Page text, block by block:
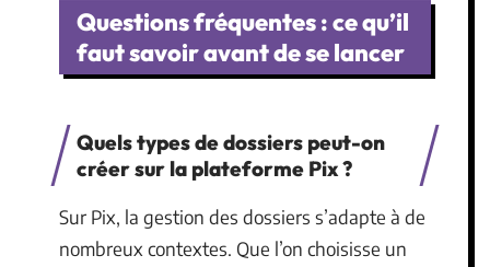
Questions fréquentes : ce qu’il
faut savoir avant de se lancer
Quels types de dossiers peut-on
créer sur la plateforme Pix ?
Sur Pix, la gestion des dossiers s’adapte à de
nombreux contextes. Que l’on choisisse un